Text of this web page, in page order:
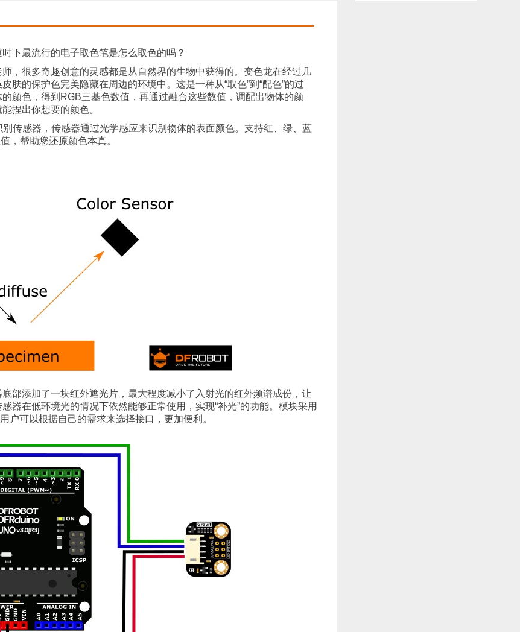
下最流行的电子取色笔是怎么取色的吗？
，很多奇趣创意的灵感都是从自然界的生物中获得的。变色龙在经过几
肤的保护色完美隐藏在周边的环境中。这是一种从“取色”到“配色”的过
颜色，得到RGB三基色数值，再通过融合这些数值，调配出物体的颜
捏出你想要的颜色。
传感器，传感器通过光学感应来识别物体的表面颜色。支持红、绿、蓝
，帮助您还原颜色本真。
部添加了一块红外遮光片，最大程度减小了入射光的红外频谱成份，让
器在低环境光的情况下依然能够正常使用，实现“补光”的功能。模块采用
户可以根据自己的需求来选择接口，更加便利。